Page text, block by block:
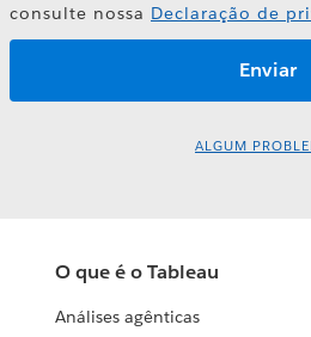
consulte nossa Declaração de
ALGUM
O que é o Tableau
Análises agênticas